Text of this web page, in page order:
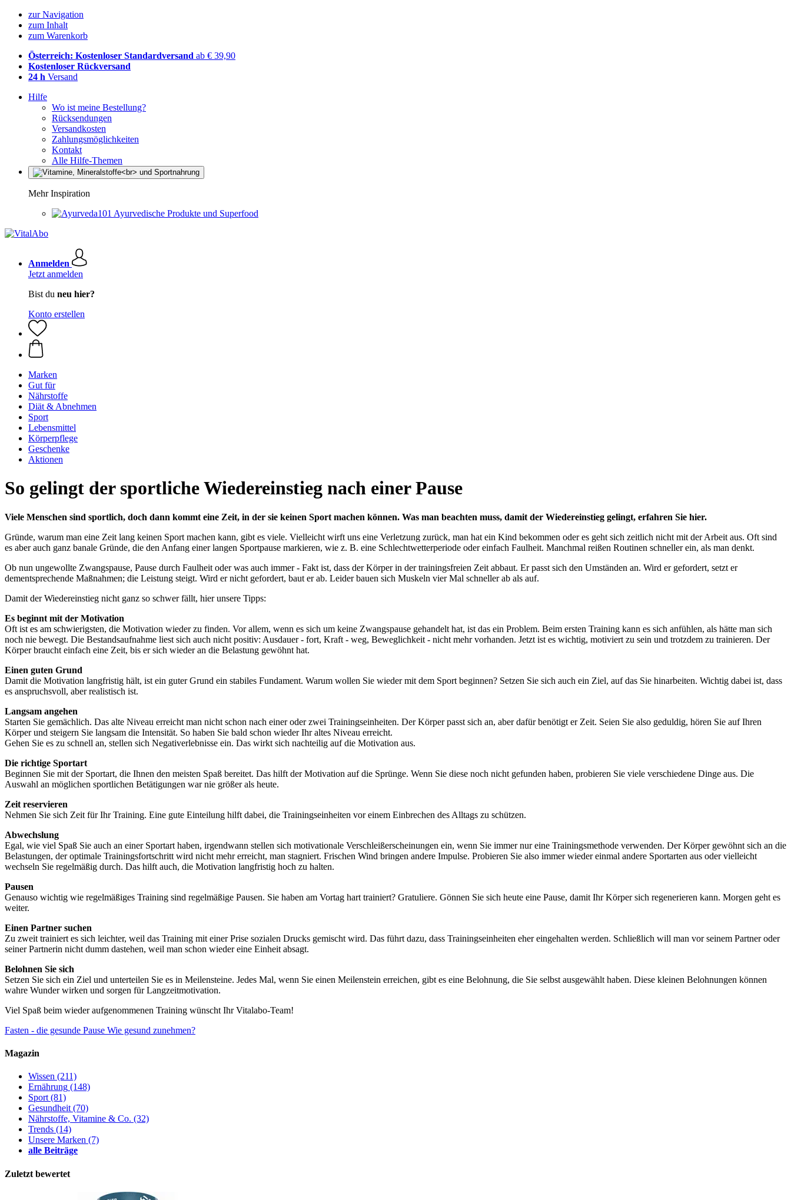
zur Navigation
zum Inhalt
zum Warenkorb
Österreich: Kostenloser Standardversand ab € 39,90
Kostenloser Rückversand
24 h Versand
Hilfe
Wo ist meine Bestellung?
Rücksendungen
Versandkosten
Zahlungsmöglichkeiten
Kontakt
Alle Hilfe-Themen
Mehr Inspiration
Ayurvedische Produkte und Superfood
Anmelden
Jetzt anmelden
Bist du neu hier?
Konto erstellen
Marken
Gut für
Nährstoffe
Diät & Abnehmen
Sport
Lebensmittel
Körperpflege
Geschenke
Aktionen
So gelingt der sportliche Wiedereinstieg nach einer Pause
Viele Menschen sind sportlich, doch dann kommt eine Zeit, in der sie keinen Sport machen können. Was man beachten muss, damit der Wiedereinstieg gelingt, erfahren Sie hier.
Gründe, warum man eine Zeit lang keinen Sport machen kann, gibt es viele. Vielleicht wirft uns eine Verletzung zurück, man hat ein Kind bekommen oder es geht sich zeitlich nicht mit der Arbeit aus. Oft sind
es aber auch ganz banale Gründe, die den Anfang einer langen Sportpause markieren, wie z. B. eine Schlechtwetterperiode oder einfach Faulheit. Manchmal reißen Routinen schneller ein, als man denkt.
Ob nun ungewollte Zwangspause, Pause durch Faulheit oder was auch immer - Fakt ist, dass der Körper in der trainingsfreien Zeit abbaut. Er passt sich den Umständen an. Wird er gefordert, setzt er
dementsprechende Maßnahmen; die Leistung steigt. Wird er nicht gefordert, baut er ab. Leider bauen sich Muskeln vier Mal schneller ab als auf.
Damit der Wiedereinstieg nicht ganz so schwer fällt, hier unsere Tipps:
Es beginnt mit der Motivation
Oft ist es am schwierigsten, die Motivation wieder zu finden. Vor allem, wenn es sich um keine Zwangspause gehandelt hat, ist das ein Problem. Beim ersten Training kann es sich anfühlen, als hätte man sich
noch nie bewegt. Die Bestandsaufnahme liest sich auch nicht positiv: Ausdauer - fort, Kraft - weg, Beweglichkeit - nicht mehr vorhanden. Jetzt ist es wichtig, motiviert zu sein und trotzdem zu trainieren. Der
Körper braucht einfach eine Zeit, bis er sich wieder an die Belastung gewöhnt hat.
Einen guten Grund
Damit die Motivation langfristig hält, ist ein guter Grund ein stabiles Fundament. Warum wollen Sie wieder mit dem Sport beginnen? Setzen Sie sich auch ein Ziel, auf das Sie hinarbeiten. Wichtig dabei ist, dass
es anspruchsvoll, aber realistisch ist.
Langsam angehen
Starten Sie gemächlich. Das alte Niveau erreicht man nicht schon nach einer oder zwei Trainingseinheiten. Der Körper passt sich an, aber dafür benötigt er Zeit. Seien Sie also geduldig, hören Sie auf Ihren
Körper und steigern Sie langsam die Intensität. So haben Sie bald schon wieder Ihr altes Niveau erreicht.
Gehen Sie es zu schnell an, stellen sich Negativerlebnisse ein. Das wirkt sich nachteilig auf die Motivation aus.
Die richtige Sportart
Beginnen Sie mit der Sportart, die Ihnen den meisten Spaß bereitet. Das hilft der Motivation auf die Sprünge. Wenn Sie diese noch nicht gefunden haben, probieren Sie viele verschiedene Dinge aus. Die
Auswahl an möglichen sportlichen Betätigungen war nie größer als heute.
Zeit reservieren
Nehmen Sie sich Zeit für Ihr Training. Eine gute Einteilung hilft dabei, die Trainingseinheiten vor einem Einbrechen des Alltags zu schützen.
Abwechslung
Egal, wie viel Spaß Sie auch an einer Sportart haben, irgendwann stellen sich motivationale Verschleißerscheinungen ein, wenn Sie immer nur eine Trainingsmethode verwenden. Der Körper gewöhnt sich an die
Belastungen, der optimale Trainingsfortschritt wird nicht mehr erreicht, man stagniert. Frischen Wind bringen andere Impulse. Probieren Sie also immer wieder einmal andere Sportarten aus oder vielleicht
wechseln Sie regelmäßig durch. Das hilft auch, die Motivation langfristig hoch zu halten.
Pausen
Genauso wichtig wie regelmäßiges Training sind regelmäßige Pausen. Sie haben am Vortag hart trainiert? Gratuliere. Gönnen Sie sich heute eine Pause, damit Ihr Körper sich regenerieren kann. Morgen geht es
weiter.
Einen Partner suchen
Zu zweit trainiert es sich leichter, weil das Training mit einer Prise sozialen Drucks gemischt wird. Das führt dazu, dass Trainingseinheiten eher eingehalten werden. Schließlich will man vor seinem Partner oder
seiner Partnerin nicht dumm dastehen, weil man schon wieder eine Einheit absagt.
Belohnen Sie sich
Setzen Sie sich ein Ziel und unterteilen Sie es in Meilensteine. Jedes Mal, wenn Sie einen Meilenstein erreichen, gibt es eine Belohnung, die Sie selbst ausgewählt haben. Diese kleinen Belohnungen können
wahre Wunder wirken und sorgen für Langzeitmotivation.
Viel Spaß beim wieder aufgenommenen Training wünscht Ihr Vitalabo-Team!
Fasten - die gesunde Pause Wie gesund zunehmen?
Magazin
Wissen (211)
Ernährung (148)
Sport(81)
Gesundheit(70)
Nährstoffe, Vitamine & Co. (32)
Trends (14)
Unsere Marken (7)
alle Beiträge
Zuletzt bewertet